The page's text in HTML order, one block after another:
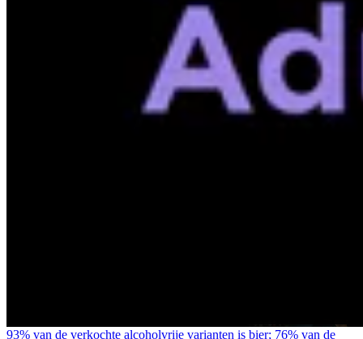
93% van de verkochte alcoholvrije varianten is bier; 76% van de